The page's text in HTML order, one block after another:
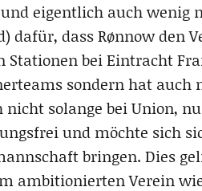
eigentlich auch wenig
dafür, dass Rønnow den
Stationen bei Eintracht
sondern hat
nicht solange bei Union,
und möchte sich
bringen. Dies
ambitionierten Verein